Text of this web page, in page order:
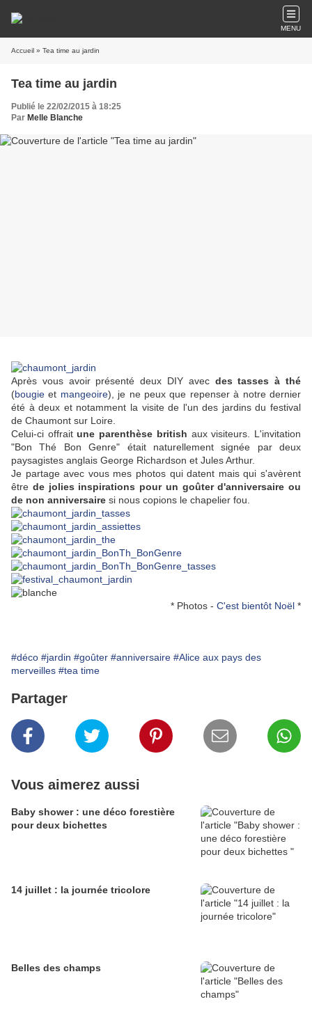
MENU
Accueil » Tea time au jardin
Tea time au jardin
Publié le 22/02/2015 à 18:25
Par Melle Blanche
Après vous avoir présenté deux DIY avec des tasses à thé
(bougie et mangeoire), je ne peux que repenser à notre dernier
été à deux et notamment la visite de l'un des jardins du festival
de Chaumont sur Loire.
Celui-ci offraitune parenthèse british aux visiteurs. L'invitation
"Bon Thé Bon Genre" était naturellement signée par deux
paysagistes anglais George Richardson et Jules Arthur.
Je partage avec vous mes photos qui datent mais qui s'avèrent
être de jolies inspirations pour un goûter d'anniversaire ou
de non anniversaire si nous copions le chapelier fou.
* Photos - C'est bientôt Noël *
#déco #jardin #goûter #anniversaire #Alice aux pays des
merveilles #tea time
Partager
Vous aimerez aussi
Baby shower : une déco forestière
pour deux bichettes
14 juillet : la journée tricolore
Belles des champs